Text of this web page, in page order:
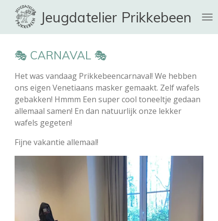
direct
naar
hoofdinhoud
Jeugdatelier Prikkebeen
🎭 CARNAVAL 🎭
Het was vandaag Prikkebeencarnaval! We hebben
ons eigen Venetiaans masker gemaakt. Zelf wafels
gebakken! Hmmm Een super cool toneeltje gedaan
allemaal samen! En dan natuurlijk onze lekker
wafels gegeten!
Fijne vakantie allemaal!